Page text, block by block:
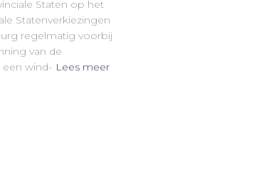
Staten op het
Statenverkiezingen
regelmatig voorbij
van de
wind- Lees meer